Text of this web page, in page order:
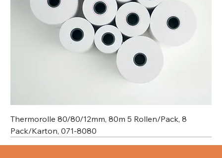
Thermorolle 80/80/12mm, 80m 5 Rollen/Pack, 8
Pack/Karton, 071-8080